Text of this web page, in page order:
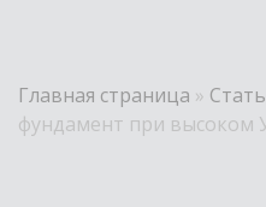
Главная страница »
фундамент при высоком